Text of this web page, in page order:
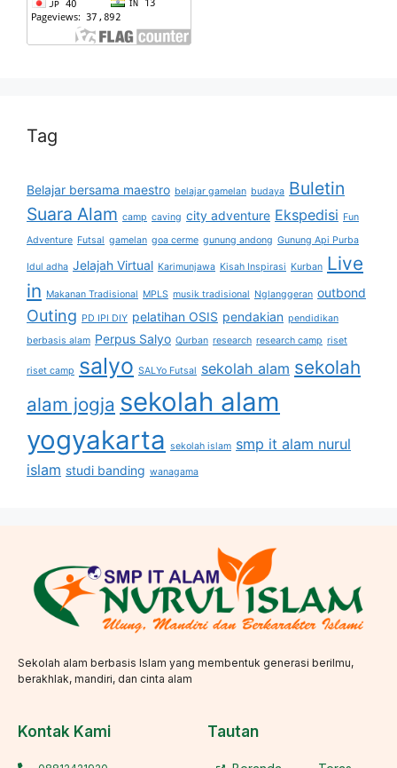
Tag
Belajar bersama maestro belajar gamelan budaya Buletin
Suara Alam camp caving city adventure Ekspedisi Fun
Adventure Futsal gamelan goa cerme gunung andong Gunung Api Purba
Idul adha Jelajah Virtual Karimunjawa Kisah Inspirasi Kurban Live
in Makanan Tradisional MPLS musik tradisional Nglanggeran outbond
Outing PD IPI DIY pelatihan OSIS pendakian pendidikan
berbasis alam Perpus Salyo Qurban research research camp riset
riset camp salyo SALYo Futsal sekolah alam sekolah
alam jogja sekolah alam
yogyakarta sekolah islam smp it alam nurul
islam studi banding wanagama
Sekolah alam berbasis Islam yang membentuk generasi berilmu,
berakhlak, mandiri, dan cinta alam
Kontak Kami Tautan